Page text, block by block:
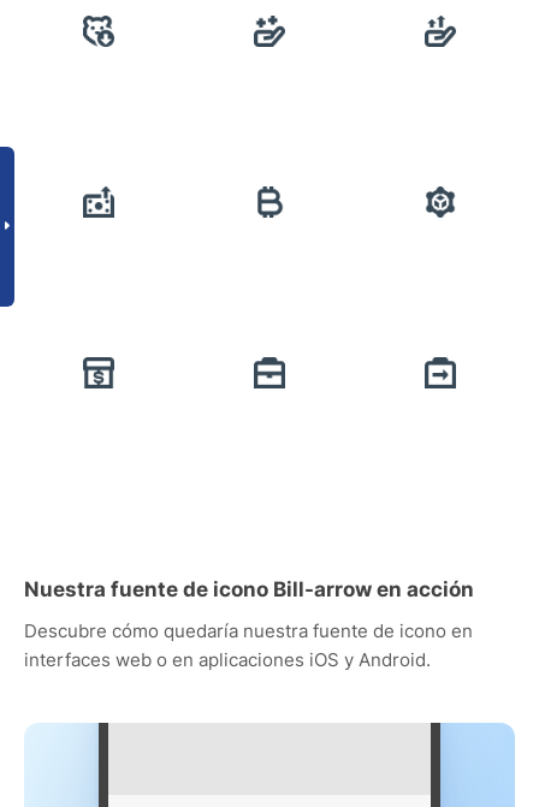
Nuestra fuente de icono Bill-arrow en acción
Descubre cómo quedaría nuestra fuente de icono en
interfaces web o en aplicaciones iOS y Android.